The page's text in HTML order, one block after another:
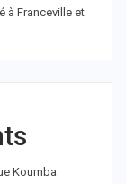
à Franceville et
Koumba